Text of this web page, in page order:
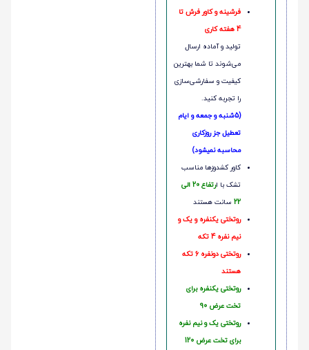
فرشینه و کاور فرش تا
4 هفته کاری
تولید و آماده ارسال
می‌شوند تا شما بهترین
کیفیت و سفارشی‌سازی
را تجربه کنید.
(5شنبه و جمعه و ایام
تعطیل جز روزکاری
محاسبه نمیشود)
کاور کشدوزها مناسب
تشک با ا
رتفاع 20 الی
22 سانت هستند
روتختی یکنفره و یک و
نیم نفره 4 تکه
روتختی دونفره 6 تکه
هستند
روتختی یکنفره برای
تخت عرض 90
روتختی یک و نیم نفره
برای تخت عرض 120